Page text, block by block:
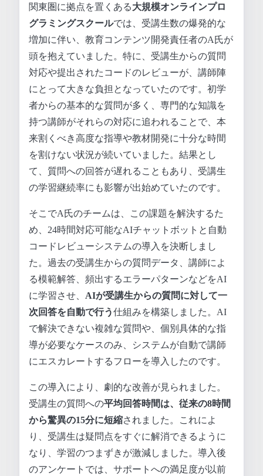
関東圏に拠点を置くある大規模オンラインプロ
グラミングスクールでは、受講生数の爆発的な
増加に伴い、教育コンテンツ開発責任者のA氏が
頭を抱えていました。特に、受講生からの質問
対応や提出されたコードのレビューが、講師陣
にとって大きな負担となっていたのです。初学
者からの基本的な質問が多く、専門的な知識を
持つ講師がそれらの対応に追われることで、本
来割くべき高度な指導や教材開発に十分な時間
を割けない状況が続いていました。結果とし
て、質問への回答が遅れることもあり、受講生
の学習継続率にも影響が出始めていたのです。
そこでA氏のチームは、この課題を解決するた
め、24時間対応可能なAIチャットボットと自動
コードレビューシステムの導入を決断しまし
た。過去の受講生からの質問データ、講師によ
る模範解答、頻出するエラーパターンなどをAI
に学習させ、 AIが受講生からの質問に対して一
次回答を自動で行う仕組みを構築しました。AI
で解決できない複雑な質問や、個別具体的な指
導が必要なケースのみ、システムが自動で講師
にエスカレートするフローを導入したのです。
この導入により、劇的な改善が見られました。
受講生の質問への平均回答時間は、従来の8時間
から驚異の15分に短縮されました。これによ
り、受講生は疑問点をすぐに解消できるように
なり、学習のつまずきが激減しました。導入後
のアンケートでは、サポートへの満足度が以前